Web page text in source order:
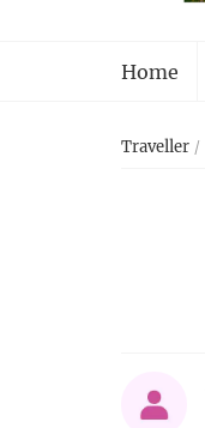
Home
Traveller